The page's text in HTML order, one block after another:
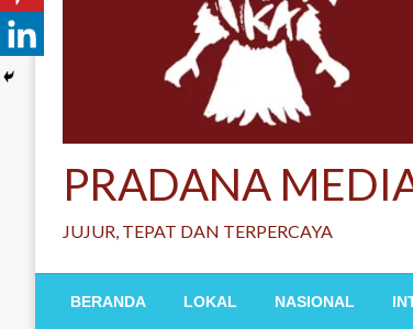
PRADANA
JUJUR, TEPAT DAN TERPERCAYA
BERANDA LOKAL NASIONAL